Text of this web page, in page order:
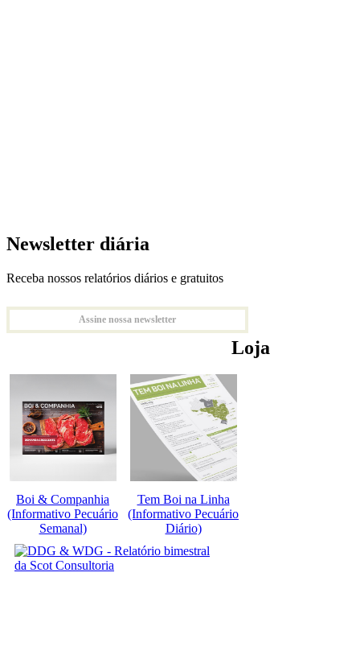
Newsletter diária
Receba nossos relatórios diários e gratuitos
Assine nossa newsletter
Loja
Boi & Companhia
(Informativo Pecuário
Semanal)
Tem Boi na Linha
(Informativo Pecuário
Diário)